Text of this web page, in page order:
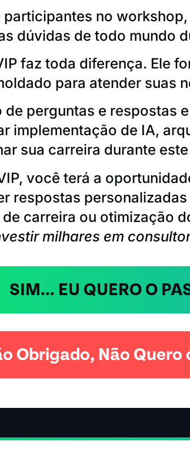
participantes no
dúvidas de todo mundo
faz toda diferença. Ele
para atender suas
perguntas e respostas
implementação de IA,
sua carreira durante
você terá a
respostas
carreira ou otimização
milhares em
SIM... EU QUERO O
Obrigado, Não Quero